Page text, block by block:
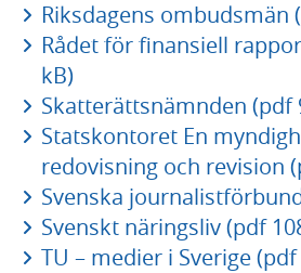
Riksdagens ombudsmän
Rådet för finansiell
kB)
Skatterättsnämnden (pdf
Statskontoret En
redovisning och revision
Svenska
Svenskt näringsliv (pdf
TU – medier i Sverige (pdf